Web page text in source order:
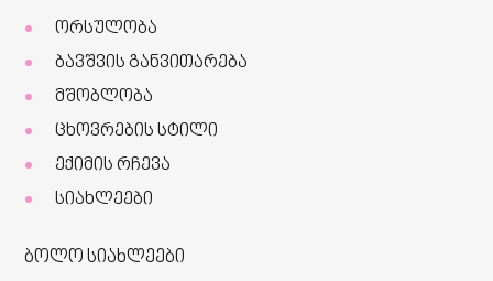
ორსულობა
ბავშვის განვითარება
მშობლობა
ცხოვრების სტილი
ექიმის რჩევა
სიახლეები
ბოლო სიახლეები